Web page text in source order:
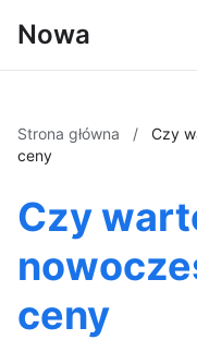
Nowa
Strona główna /
Czy
ceny
Czy
ceny